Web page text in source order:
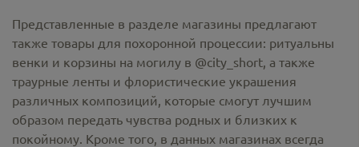
Представленные в разделе магазины предлагают
также товары для похоронной процессии: ритуальны
венки и корзины на могилу в @city_short, а также
траурные ленты и флористические украшения
различных композиций, которые смогут лучшим
образом передать чувства родных и близких к
покойному. Кроме того, в данных магазинах всегда